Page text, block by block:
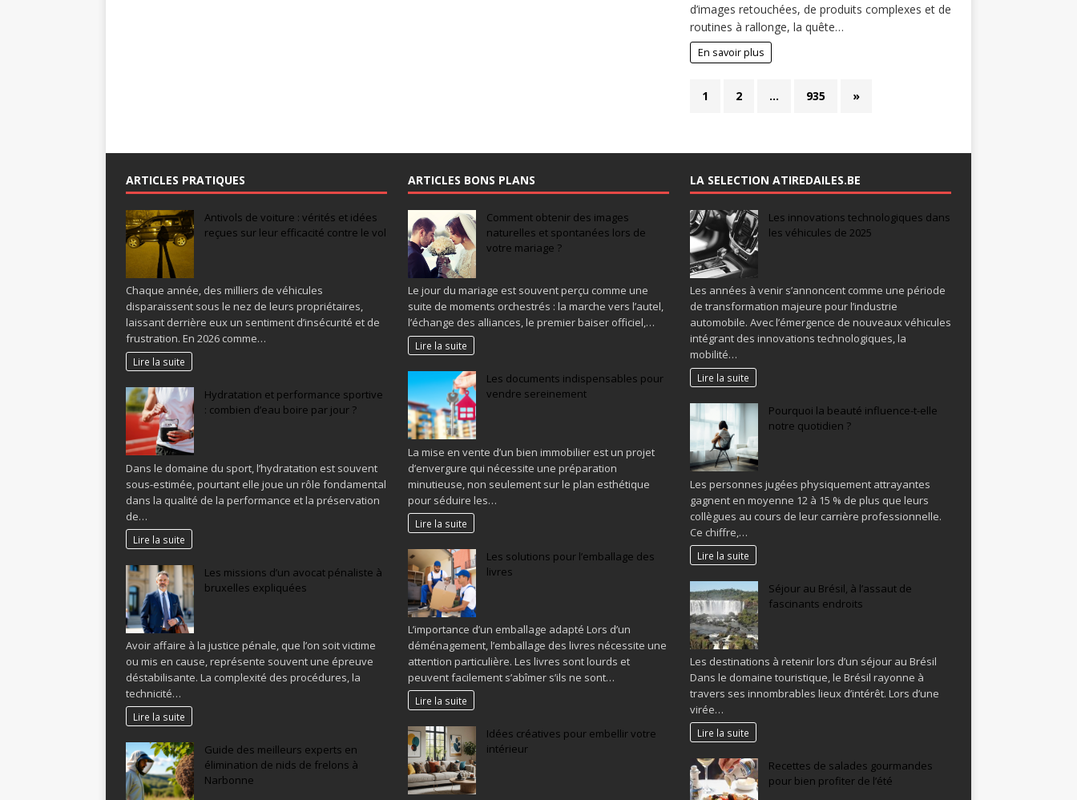
d’images retouchées, de produits complexes et de
routines à rallonge, la quête…
En savoir plus
1 2 … 935 »
ARTICLES PRATIQUES
Antivols de voiture : vérités et idées
reçues sur leur efficacité contre le vol
Chaque année, des milliers de véhicules
disparaissent sous le nez de leurs propriétaires,
laissant derrière eux un sentiment d’insécurité et de
frustration. En 2026 comme…
Lire la suite
Hydratation et performance sportive
: combien d’eau boire par jour ?
Dans le domaine du sport, l’hydratation est souvent
sous-estimée, pourtant elle joue un rôle fondamental
dans la qualité de la performance et la préservation
de…
Lire la suite
Les missions d’un avocat pénaliste à
bruxelles expliquées
Avoir affaire à la justice pénale, que l’on soit victime
ou mis en cause, représente souvent une épreuve
déstabilisante. La complexité des procédures, la
technicité…
Lire la suite
Guide des meilleurs experts en
élimination de nids de frelons à
Narbonne
ARTICLES BONS PLANS
Comment obtenir des images
naturelles et spontanées lors de
votre mariage ?
Le jour du mariage est souvent perçu comme une
suite de moments orchestrés : la marche vers l’autel,
l’échange des alliances, le premier baiser officiel,…
Lire la suite
Les documents indispensables pour
vendre sereinement
La mise en vente d’un bien immobilier est un projet
d’envergure qui nécessite une préparation
minutieuse, non seulement sur le plan esthétique
pour séduire les…
Lire la suite
Les solutions pour l’emballage des
livres
L’importance d’un emballage adapté Lors d’un
déménagement, l’emballage des livres nécessite une
attention particulière. Les livres sont lourds et
peuvent facilement s’abîmer s’ils ne sont…
Lire la suite
Idées créatives pour embellir votre
intérieur
LA SELECTION ATIREDAILES.BE
Les innovations technologiques dans
les véhicules de 2025
Les années à venir s’annoncent comme une période
de transformation majeure pour l’industrie
automobile. Avec l’émergence de nouveaux véhicules
intégrant des innovations technologiques, la
mobilité…
Lire la suite
Pourquoi la beauté influence-t-elle
notre quotidien ?
Les personnes jugées physiquement attrayantes
gagnent en moyenne 12 à 15 % de plus que leurs
collègues au cours de leur carrière professionnelle.
Ce chiffre,…
Lire la suite
Séjour au Brésil, à l’assaut de
fascinants endroits
Les destinations à retenir lors d’un séjour au Brésil
Dans le domaine touristique, le Brésil rayonne à
travers ses innombrables lieux d’intérêt. Lors d’une
virée…
Lire la suite
Recettes de salades gourmandes
pour bien profiter de l’été